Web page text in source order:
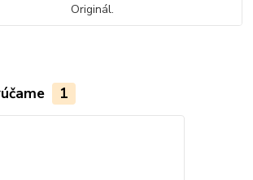
Originál.
1